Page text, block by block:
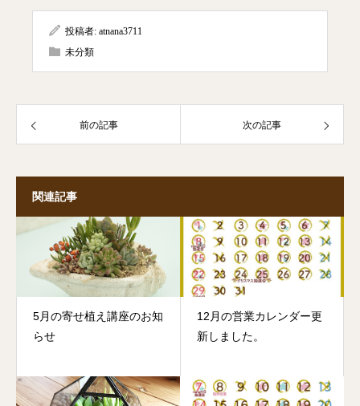
投稿者: atnana3711
未分類
前の記事 次の記事
関連記事
5月の寄せ植え講座のお知
らせ
12月の営業カレンダー更
新しました。